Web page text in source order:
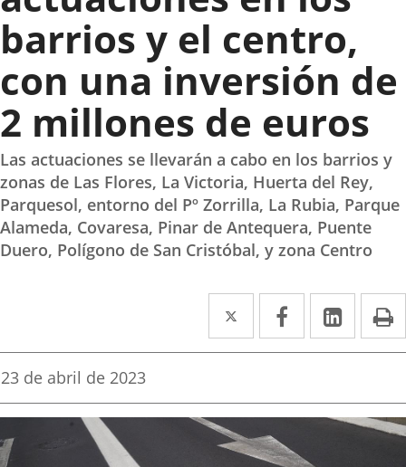
barrios y el centro,
con una inversión de
2 millones de euros
Las actuaciones se llevarán a cabo en los barrios y
zonas de Las Flores, La Victoria, Huerta del Rey,
Parquesol, entorno del Pº Zorrilla, La Rubia, Parque
Alameda, Covaresa, Pinar de Antequera, Puente
Duero, Polígono de San Cristóbal, y zona Centro
Twitter
Enlace
a
aplicación
externa.
Facebook
Enlace
a
aplicación
externa.
Enlace
a
Fecha
la
23 de abril de 2023